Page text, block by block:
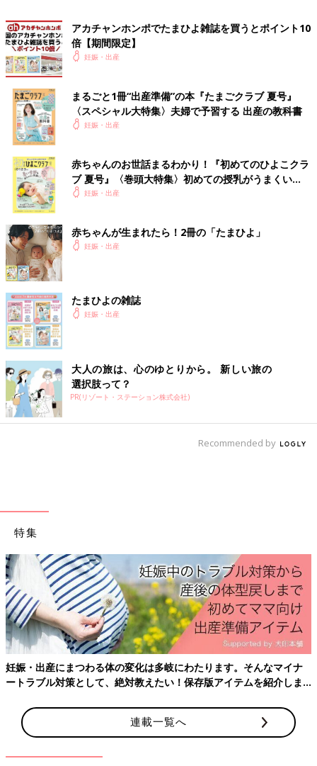
ることに。
食べ過ぎは食べ過ぎで気持ち悪くなってしまうのですが、欲求が
抑えられず、我慢はストレス！の精神でいろいろ食べちゃってま
した。
一度だけ職場で気持ち悪くて動けなくなった瞬間がありました
が、それ以外は幸いなことに元気に乗り切ることができました。
が、働く妊婦ってどんなに職場が温かくても命懸けですよね。
身体の中でいろんな変化が起こっている故の出来事だとしても、
楽になればいいのになと思いました。
アカチャンホンポでたまひよ雑誌を買うとポイント10
倍【期間限定】
妊娠・出産
まるごと1冊“出産準備”の本『たまごクラブ 夏号』
〈スペシャル大特集〉夫婦で予習する 出産の教科書
妊娠・出産
赤ちゃんのお世話まるわかり！『初めてのひよこクラ
ブ 夏号』〈巻頭大特集〉初めての授乳がうまくい
く！ おっぱい・ミルクの基本と夏のトラブル 解決テ
妊娠・出産
赤ちゃんが生まれたら！2冊の「たまひよ」
妊娠・出産
たまひよの雑誌
妊娠・出産
大人の旅は、心のゆとりから。 新しい旅の
選択肢って？
PR(リゾート・ステーション株式会社)
Recommended by
特集
妊娠・出産にまつわる体の変化は多岐にわたります。そんなマイナ
ートラブル対策として、絶対教えたい！保存版アイテムを紹介しま
連載一覧へ